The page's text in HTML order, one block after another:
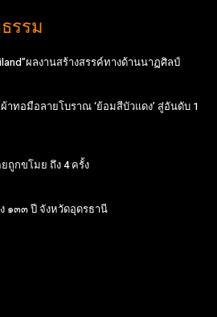
รรม
ผลงานสร้างสรรค์ทางด้านนาฏศิลป์
าทอมือลายโบราณ ‘ย้อมสีบัวแดง’ สู่อันดับ 1
ถูกขโมย ถึง 4 ครั้ง
๑๓๓ ปี จังหวัดอุดรธานี